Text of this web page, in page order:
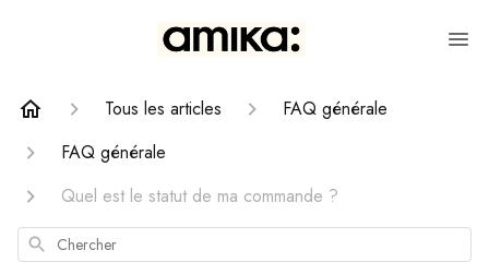
Tous les articles
FAQ générale
FAQ générale
Quel est le statut de ma commande ?
Chercher